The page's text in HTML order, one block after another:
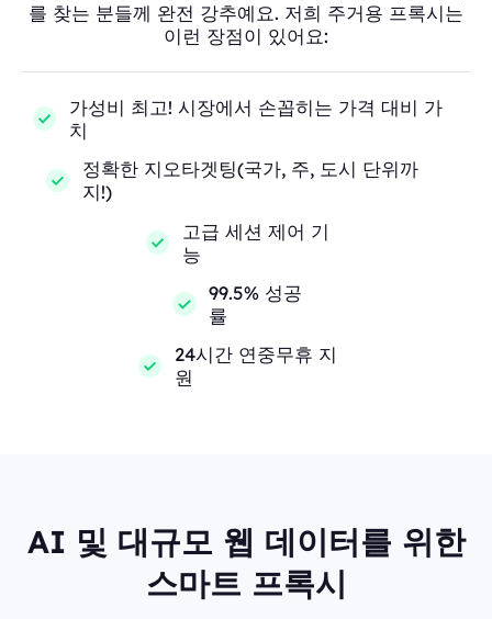
를 찾는 분들께 완전 강추예요. 저희 주거용 프록시는
이런 장점이 있어요:
가성비 최고! 시장에서 손꼽히는 가격 대비 가
치
정확한 지오타겟팅(국가, 주, 도시 단위까
지!)
고급 세션 제어 기
능
99.5% 성공
률
24시간 연중무휴 지
원
AI 및 대규모 웹 데이터를 위한
스마트 프록시